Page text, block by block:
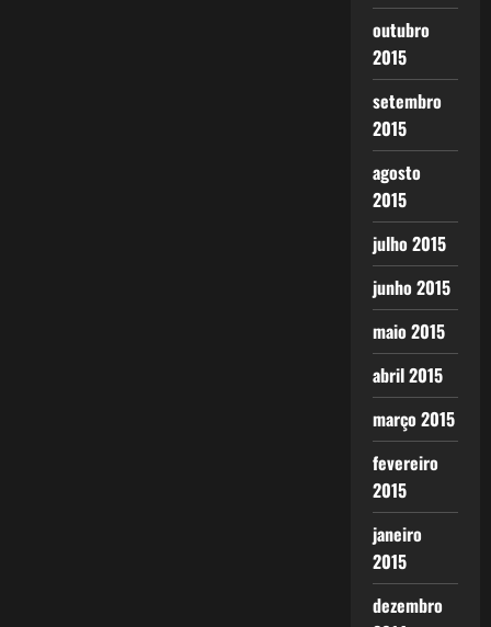
outubro
2015
setembro
2015
agosto
2015
julho 2015
junho 2015
maio 2015
abril 2015
março 2015
fevereiro
2015
janeiro
2015
dezembro